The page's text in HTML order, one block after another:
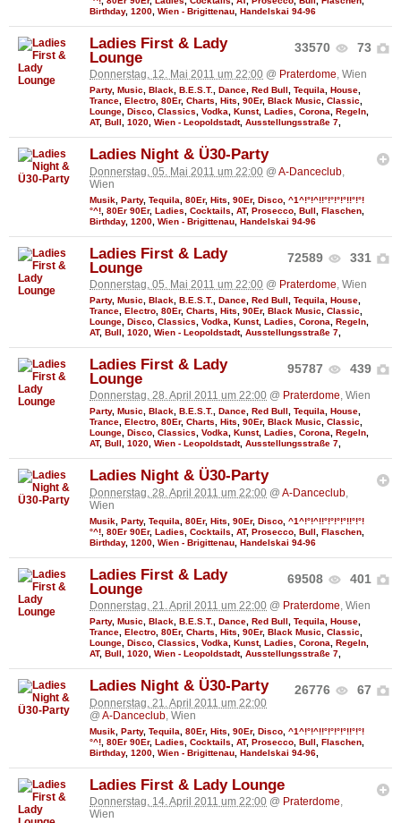
Birthday, 1200 Wien - Brigittenau Handelskai 94-96
33570 73
Ladies First & Lady
Lounge
Donnerstag, 12. Mai 2011 um 22:00 @ Praterdome, Wien
Party, Music, Black, B.E.S.T., Dance, Red Bull , Tequila, House,
Trance, Electro, 80Er, Charts, Hits, 90Er, Black Music, Classic,
Lounge, Disco, Classics, Vodka, Kunst, Ladies, Corona, Regeln,
AT, Bull , 1020, Wien - Leopoldstadt, Ausstellungsstraße 7,
Ladies Night & Ü30-Party
Donnerstag, 05. Mai 2011 um 22:00 @ A-Danceclub
Wien
Musik Party, Tequila 80Er, Hits 90Er, Disco ^1^!°!^!!°!°!°!°!!°!°!
°^! 80Er 90Er, Ladies Cocktails AT, Prosecco Bull Flaschen
Birthday, 1200 Wien - Brigittenau Handelskai 94-96
72589 331
Ladies First & Lady
Lounge
Donnerstag, 05. Mai 2011 um 22:00 @ Praterdome, Wien
Party, Music Black B.E.S.T. Dance Red Bull Tequila House
Trance Electro 80Er, Charts Hits 90Er, Black Music Classic
Lounge Disco Classics Vodka Kunst, Ladies Corona Regeln
AT, Bull 1020 Wien - Leopoldstadt, Ausstellungsstraße 7
95787 439
Ladies First & Lady
Lounge
Donnerstag, 28. April 2011 um 22:00 @ Praterdome, Wien
Party, Music, Black, B.E.S.T., Dance, Red Bull , Tequila, House,
Trance, Electro, 80Er, Charts, Hits, 90Er, Black Music, Classic,
Lounge, Disco, Classics, Vodka, Kunst, Ladies, Corona, Regeln,
AT, Bull , 1020, Wien - Leopoldstadt, Ausstellungsstraße 7,
Ladies Night & Ü30-Party
Donnerstag, 28. April 2011 um 22:00 @ A-Danceclub
Wien
Musik Party, Tequila 80Er, Hits 90Er, Disco ^1^!°!^!!°!°!°!°!!°!°!
°^! 80Er 90Er, Ladies Cocktails AT, Prosecco Bull Flaschen
Birthday, 1200 Wien - Brigittenau Handelskai 94-96
69508 401
Ladies First & Lady
Lounge
Donnerstag, 21. April 2011 um 22:00 @ Praterdome, Wien
Party, Music Black B.E.S.T. Dance Red Bull Tequila House
Trance Electro 80Er, Charts Hits 90Er, Black Music Classic
Lounge Disco Classics Vodka Kunst, Ladies Corona Regeln
AT, Bull 1020 Wien - Leopoldstadt, Ausstellungsstraße 7
26776 67
Ladies Night & Ü30-Party
Donnerstag, 21. April 2011 um 22:00
@ A-Danceclub , Wien
Musik Party, Tequila 80Er, Hits 90Er, Disco ^1^!°!^!!°!°!°!°!!°!°!
°^! 80Er 90Er, Ladies Cocktails AT, Prosecco Bull Flaschen
Birthday, 1200 Wien - Brigittenau Handelskai 94-96
Ladies First & Lady Lounge
Donnerstag, 14. April 2011 um 22:00 @ Praterdome,
Wien